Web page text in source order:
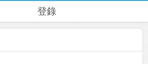
登錄